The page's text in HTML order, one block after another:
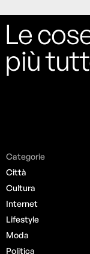
Le
più
Categorie
Città
Cultura
Internet
Lifestyle
Moda
Politica